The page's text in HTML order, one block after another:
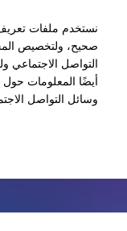
نستخدم ملفات
صحيح، ولتخصيص
التواصل الاجتماعي
أيضًا المعلومات
وسائل التواصل
مقابلة